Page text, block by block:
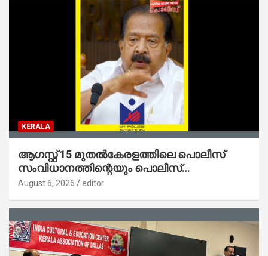
KERALA
ആഗസ്റ്റ് 15 മുതല്‍കേരളത്തിലെ പൊലീസ്
സംവിധാനത്തിന്റെയും പൊലീസ്
സ്റ്റേഷനുകളുടെയും മുഖഛായ മാറുകയാണ് :
August 6, 2026 editor